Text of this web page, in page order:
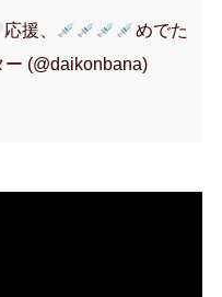
応援、
めでた
ー (@daikonbana)